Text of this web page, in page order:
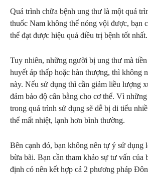
Quá trình chữa bệnh ung thư là một quá
thuốc Nam không thể nóng vội được, bạn
thể đạt được hiệu quả điều trị bệnh tốt nhất.
Tuy nhiên, những người bị ung thư mà
huyết áp thấp hoặc hàn thượng, thì không
này. Nếu sử dụng thì cần giảm liều lượng
đảm bảo độ cân bằng cho cơ thể. Vì
trong quá trình sử dụng sẽ dễ bị di tiểu
thể mất nhiệt, lạnh hơn bình thường.
Bên cạnh đó, bạn không nên tự ý sử dụng
bừa bãi. Bạn cần tham khảo sự tư vấn của
định có nên kết hợp cả 2 phương pháp